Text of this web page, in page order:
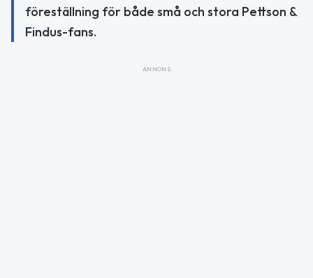
föreställning för både små och stora Pettson &
Findus-fans.
ANNONS